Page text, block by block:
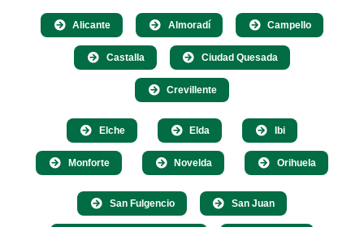
Alicante Almoradí Campello
Castalla Ciudad Quesada
Crevillente
Elche Elda Ibi
Monforte Novelda Orihuela
San Fulgencio San Juan